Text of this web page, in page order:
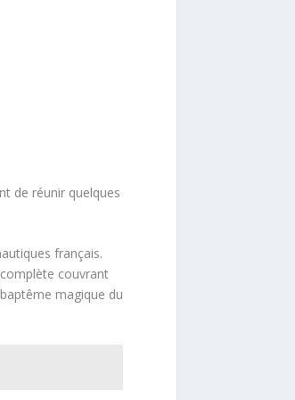
de réunir quelques
français.
couvrant
magique du